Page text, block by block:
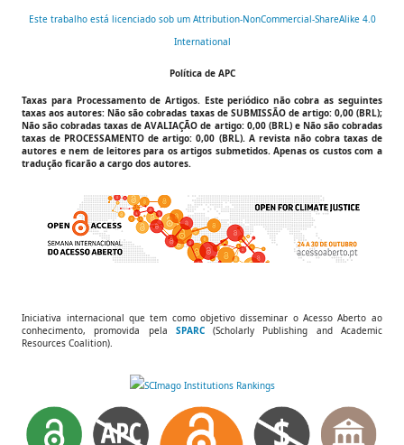
Este trabalho está licenciado sob um Attribution-NonCommercial-ShareAlike 4.0
International
Política de APC
Taxas para Processamento de Artigos. Este periódico não cobra as seguintes
taxas aos autores: Não são cobradas taxas de SUBMISSÃO de artigo: 0,00 (BRL);
Não são cobradas taxas de AVALIAÇÃO de artigo: 0,00 (BRL) e Não são cobradas
taxas de PROCESSAMENTO de artigo: 0,00 (BRL). A revista não cobra taxas de
autores e nem de leitores para os artigos submetidos. Apenas os custos com a
tradução ficarão a cargo dos autores.
Iniciativa internacional que tem como objetivo disseminar o Acesso Aberto ao
conhecimento, promovida pela SPARC(Scholarly Publishing and Academic
Resources Coalition).